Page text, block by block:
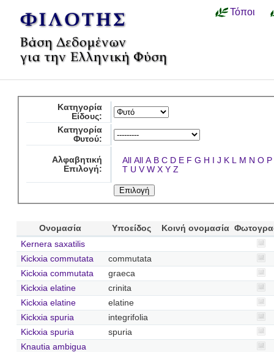
Τόποι
Κατηγορία
Είδους:
Κατηγορία
Φυτού:
Αλφαβητική
Επιλογή:
All All A B C D E F G H I J K L M N O P
T U V W X Y Z
Ονομασία Υποείδος Κοινή ονομασία
Kernera saxatilis
Kickxia commutata
commutata
Kickxia commutata
graeca
Kickxia elatine
crinita
Kickxia elatine
elatine
Kickxia spuria
integrifolia
Kickxia spuria
spuria
Knautia ambigua